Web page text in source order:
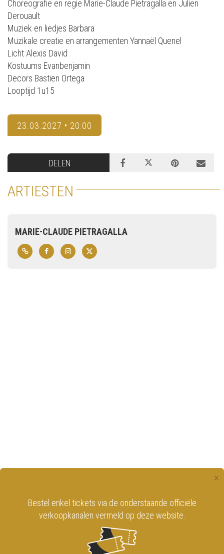
Choreografie en regie Marie-Claude Pietragalla en Julien
Derouault
Muziek en liedjes Barbara
Muzikale creatie en arrangementen Yannaël Quenel
Licht Alexis David
Kostuums Evanbenjamin
Decors Bastien Ortega
Looptijd 1u15
23.03.2027 • 20:00
DELEN
ARTIESTEN
MARIE-CLAUDE PIETRAGALLA
×
Bestel enkel tickets via de onderstaande officiële
verkoopkanalen vermeld op deze website.